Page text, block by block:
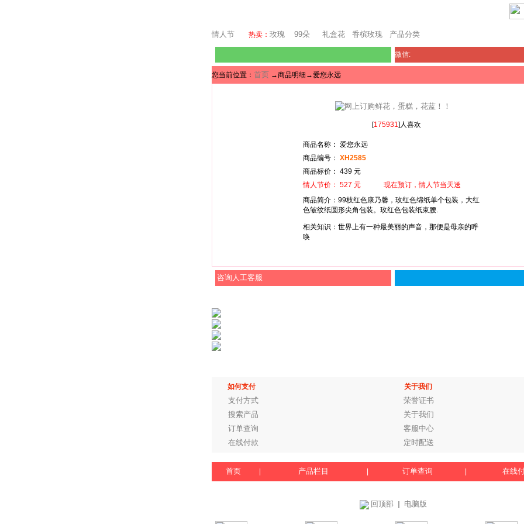
情人节 热卖： 玫瑰 99朵 礼盒花 香槟玫瑰 产品分类
微信:
您当前位置： 首页 →商品明细→爱您永远
[175931]人喜欢
商品名称： 爱您永远
商品编号： XH2585
商品标价： 439 元
情人节价： 527 元 现在预订，情人节当天送
商品简介：99枝红色康乃馨，玫红色绵纸单个包装，大红
色皱纹纸圆形尖角包装。玫红色包装纸束腰.
相关知识：世界上有一种最美丽的声音，那便是母亲的呼
唤
咨询人工客服
如何支付 关于我们
支付方式
荣誉证书
搜索产品
关于我们
订单查询
客服中心
在线付款
定时配送
首页 产品栏目 订单查询 在线
回顶部 电脑版